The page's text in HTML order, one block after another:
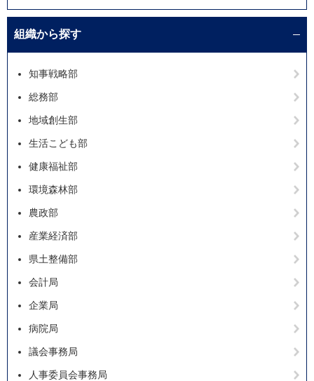
組織から探す
知事戦略部
総務部
地域創生部
生活こども部
健康福祉部
環境森林部
農政部
産業経済部
県土整備部
会計局
企業局
病院局
議会事務局
人事委員会事務局